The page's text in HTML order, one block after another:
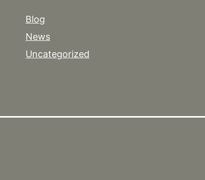
Blog
News
Uncategorized